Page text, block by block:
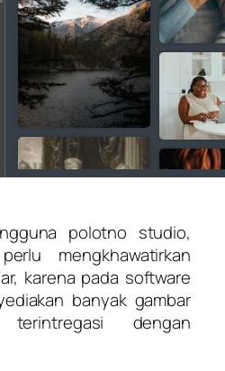
polotno studio,
mengkhawatirkan
karena pada software
banyak gambar
dengan